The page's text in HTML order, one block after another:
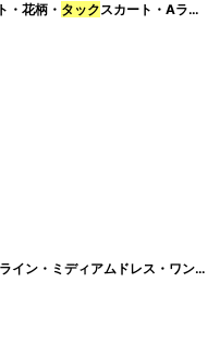
・花柄・ タックスカート・Aライン・ミディアムドレス・ワンピース[送料無料]
・ミディアムドレス・ワンピース[送料無料]